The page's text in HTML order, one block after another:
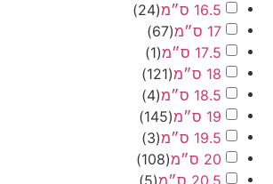
16.5 ס״מ
(
24
)
17 ס״מ
(
67
)
17.5 ס״מ
(
1
)
18 ס״מ
(
121
)
18.5 ס״מ
(
4
)
19 ס״מ
(
145
)
19.5 ס״מ
(
3
)
20 ס״מ
(
108
)
20.5 ס״מ
(
5
)